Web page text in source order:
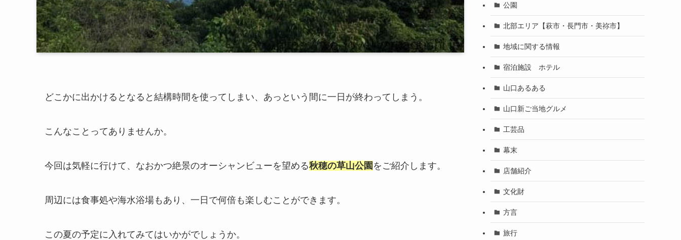
どこかに出かけるとなると結構時間を使ってしまい、あっという間に一日が終わってしまう。
こんなことってありませんか。
今回は気軽に行けて、なおかつ絶景のオーシャンビューを望める秋穂の草山公園 をご紹介します。
周辺には食事処や海水浴場もあり、一日で何倍も楽しむことができます。
この夏の予定に入れてみてはいかがでしょうか。
公園
北部エリア【萩市・長門市・美祢市】
地域に関する情報
宿泊施設 ホテル
山口あるある
山口新ご当地グルメ
工芸品
幕末
店舗紹介
文化財
方言
旅行